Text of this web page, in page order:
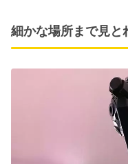
細かな場所まで見と